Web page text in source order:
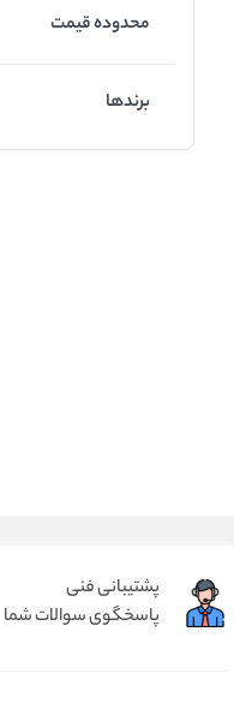
محدوده قیمت
برندها
پشتیبانی فنی
پاسخگوی سوالات شما